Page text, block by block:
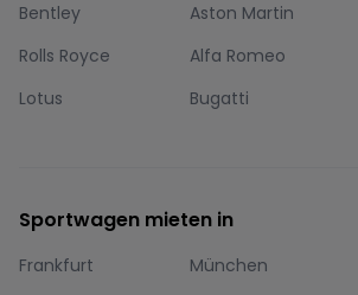
Bentley
Aston Martin
Rolls Royce
Alfa Romeo
Lotus
Bugatti
Sportwagen mieten in
Frankfurt München